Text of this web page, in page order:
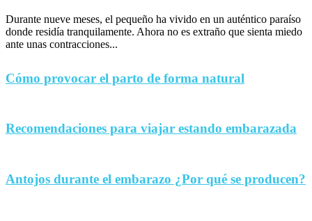
Durante nueve meses, el pequeño ha vivido en un auténtico paraíso
donde residía tranquilamente. Ahora no es extraño que sienta miedo
ante unas contracciones...
Cómo provocar el parto de forma natural
Recomendaciones para viajar estando embarazada
Antojos durante el embarazo ¿Por qué se producen?